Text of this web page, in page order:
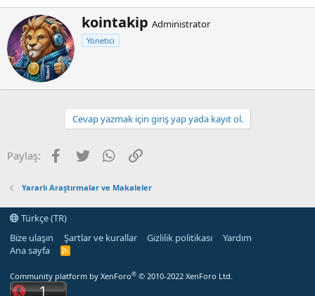
Y
a
z
kointakip Administrator
Yönetici
Cevap yazmak için giriş yap yada kayıt ol.
Paylaş: Facebook
Twitter WhatsApp
Yararlı Araştırmalar ve Makaleler
Türkçe (TR)
Bize ulaşın
Şartlar ve kurallar Gizlilik politikası
Yardım
Ana sayfa
R
Community platform by XenForo® © 2010-2022 XenForo Ltd.